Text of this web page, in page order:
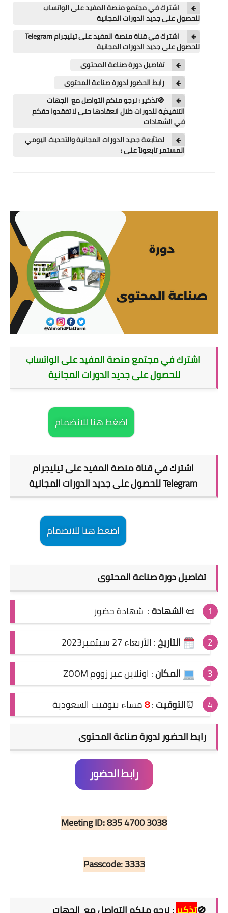
اللغة الانجليزية
إعلاميات
التعليم
اشترك في مجتمع منصة المفيد على الواتساب
للحصول على جديد الدورات المجانية
اشترك في قناة منصة المفيد على تيليجرام Telegram
للحصول على جديد الدورات المجانية
تفاصيل دورة صناعة المحتوى
رابط الحضور لدورة صناعة المحتوى
🚫تذكير : نرجو منكم التواصل مع الجهات
التنفيذية للدورات خلال انعقادها حتى لا تفقدوا حقكم
في الشهادات
لمتآبعة جديد الدورات المجانية والتحديث اليومي
المستمر تابعونآ على :
اشترك في مجتمع منصة المفيد على الواتساب
للحصول على جديد الدورات المجانية
اضغط هنا للانضمام
اشترك في قناة منصة المفيد على تيليجرام
Telegram للحصول على جديد الدورات المجانية
اضغط هنا للانضمام
تفاصيلدورة صناعة المحتوى
📜الشهادة: شهادة حضور
التاريخ: الأربعاء 27 سبتمبر2023
المكان: اونلاين عبر زووم ZOOM
⏰التوقيت:
8مساء بتوقيت السعودية
رابط الحضور لدورةصناعة المحتوى
رابط الحضور
Meeting ID:835 4700 3038
Passcode:3333